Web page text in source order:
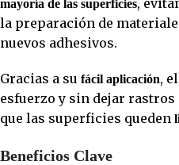
mayoría de las superficies
la preparación de
nuevos adhesivos.
Gracias a su fácil aplicación,
esfuerzo y sin dejar rastros
que las superficies queden
Beneficios Clave